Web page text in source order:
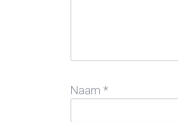
Naam *